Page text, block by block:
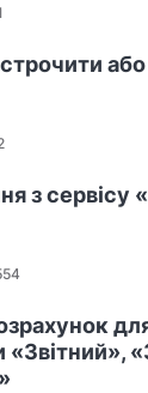
або
з сервісу